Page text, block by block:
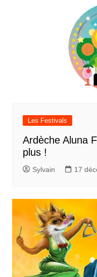
Les Festivals
Ardèche Aluna
plus !
Sylvain 17